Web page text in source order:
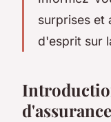
surprises et
d'esprit sur